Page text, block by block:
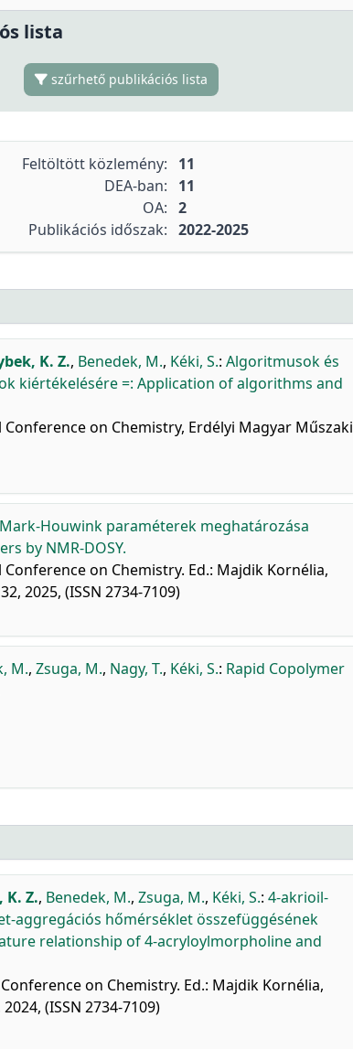
lista
szűrhető publikációs lista
Feltöltött közlemény:
11
DEA-ban:
11
OA: 2
Publikációs időszak: 2022-2025
K. Z., Benedek, M., Kéki, S.: Algoritmusok és
kiértékelésére =: Application of algorithms and
on Chemistry, Erdélyi Magyar Műszaki
Mark-Houwink paraméterek meghatározása
by NMR-DOSY.
on Chemistry. Ed.: Majdik Kornélia,
2025, (ISSN 2734-7109)
M., Zsuga, M., Nagy, T., Kéki, S.: Rapid Copolymer
K. Z., Benedek, M., Zsuga, M., Kéki, S.: 4-akrioil-
aggregációs hőmérséklet összefüggésének
relationship of 4-acryloylmorpholine and
on Chemistry. Ed.: Majdik Kornélia,
(ISSN 2734-7109)